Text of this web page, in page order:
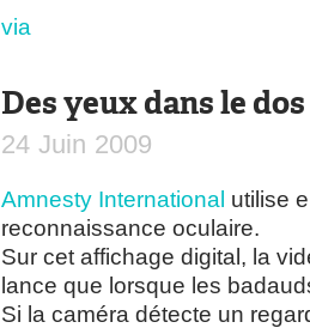
via
Des yeux dans le dos
24 Juin 2009
Amnesty International utilise
reconnaissance oculaire.
Sur cet affichage digital, la
lance que lorsque les
Si la caméra détecte un